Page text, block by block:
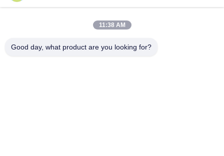
1080P OLED 43° FOV 1800 Nits AR স্মার্ট চশমা 0~-600° ডিওপ্টর HMD
11:38 AM
Good day, what product are you looking for?